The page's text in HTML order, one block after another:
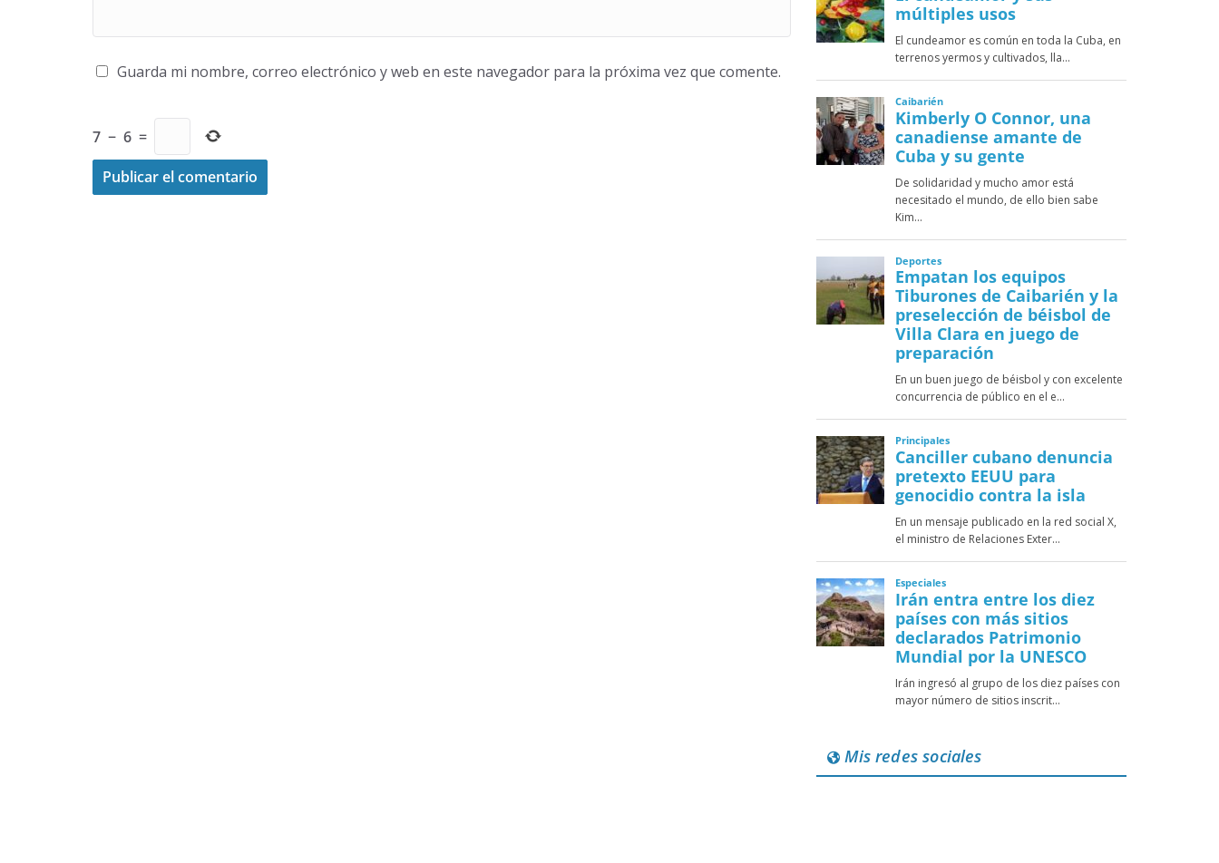
Guarda mi nombre, correo electrónico y web en este navegador para la próxima vez que comente.
7 − 6 =
Mis redes sociales